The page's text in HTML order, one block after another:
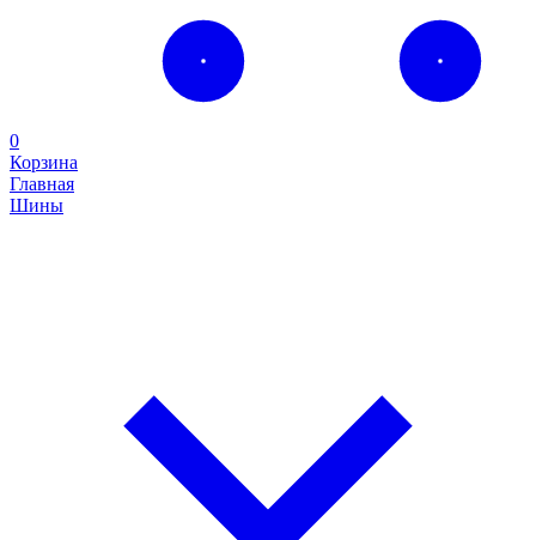
0
Корзина
Главная
Шины